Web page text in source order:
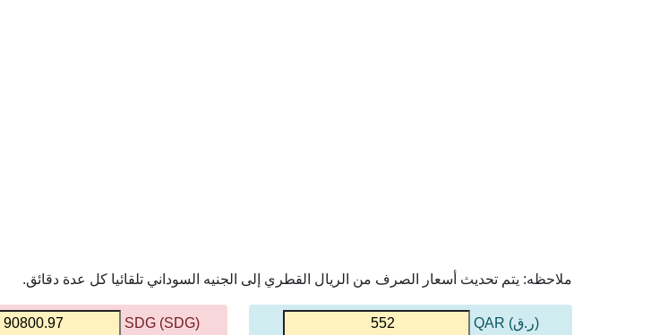
ملاحظه: يتم تحديث أسعار الصرف من الريال القطري إلى الجنيه السوداني تلقائيا كل عدة دقائق.
(ر.ق) QAR (SDG) SDG